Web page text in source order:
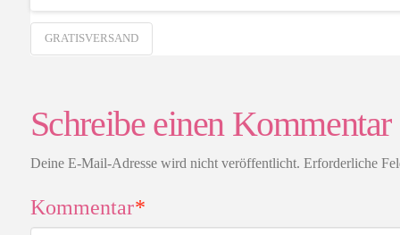
GRATISVERSAND
Schreibe einen Kommentar
Deine E-Mail-Adresse wird nicht veröffentlicht. Erforderliche
Kommentar*